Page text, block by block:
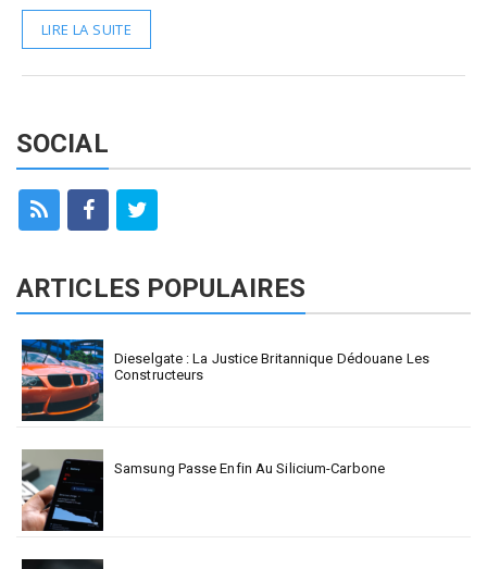
LIRE LA SUITE
SOCIAL
ARTICLES POPULAIRES
Dieselgate : La Justice Britannique Dédouane Les
Constructeurs
Samsung Passe Enfin Au Silicium-Carbone